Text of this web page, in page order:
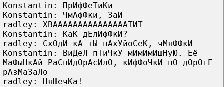
Konstantin: ПрИфФеТиКи
Konstantin: ЧмАфФки, ЗаИ
radley: ХВАААААААААААААААТИТ
Konstantin: КаК дЕлИфФкИ?
radley: СхОдИ-кА тЫ нАхУйоСеК, чМяФФкИ
Konstantin: ВиДеЛ пТиЧкУ мИмИмИшНуЮ. Её
МаФыНкАй РаСпИдОрАсИлО, кИфФоЧкИ пО дОрОгЕ
рАзМаЗаЛо
radley: НяШечКа!